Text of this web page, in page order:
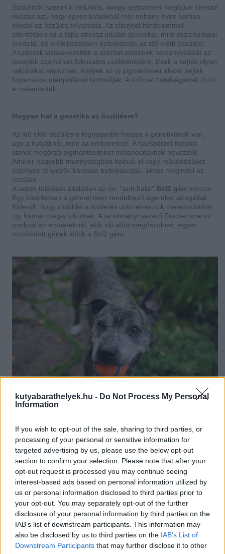
kutyabarathelyek.hu - Do Not Process My Personal
Information
If you wish to opt-out of the sale, sharing to third parties, or
processing of your personal or sensitive information for
targeted advertising by us, please use the below opt-out
section to confirm your selection. Please note that after your
opt-out request is processed you may continue seeing
interest-based ads based on personal information utilized by
us or personal information disclosed to third parties prior to
your opt-out. You may separately opt-out of the further
disclosure of your personal information by third parties on the
IAB’s list of downstream participants. This information may
also be disclosed by us to third parties on the IAB’s List of
Downstream Participants that may further disclose it to other
Szakértők szerint a celluláris, avagy sejtszinten megbúvó stressz
okozza azt, hogy egyes kutyáknál már néhány éves korban
elindul az őszülés folyamata. Az elterjedt hiedelemmel
ellentétben ez a fajta stressz inkább genetikai, mint pszichológiai
eredetű, és erőteljesebben befolyásolja az idő előtti őszülést.
A tudósok visszavezették a szőrzet színének halványodását az
őssejtek számának fokozatos csökkenésére. Ezek a sejtek olyan
raktárakat képeznek, melyek az új pigmenteket alkotó sejtek
folyamatos utánpótlását biztosítják. A szőrzet fiatalságának őrzői
e melanociták.
Hogyan hat a genetika az őszülésre?
Az idő előtt őszülésre legnagyobb hatása a genetikának van,
úgy a kutyáknál, mint az embereknél. A haj/szőrzet fiatalos
színét megőrző pigmentsejteket melanocitáknak nevezzük.
Amikor nagyobb mennyiségben halnak el vagy működésüket
bizonyos tényezők károsan befolyásolják, akkor megindul az
őszülés.
A sejtek túlélését általában az ún. “anti-halál” BcI2 gén okozza.
Egy kísérletben a génnel nem rendelkező egereket vizsgáltak.
Kiderült, hogy röviddel a születés után elveszítik melanocitáikat,
így hamar megszürkülnek. A tanulmányt vezető Fischer szerint
azoknál az embereknél, akik idő előtt megőszülnek, egyes
mutálódott gének kiütik a BcI2 gént.
őszülésének mértéke
Fotó: today.com
Klinikai okok is vezethenek őszüléshez?
Az őszülést elsősorban a genetika okozza, de ha fennáll a
gyanú, hogy a kedvencnek egészségügyi problémája van, akkor
érdemes ellátogatni az állatorvoshoz.
Azalacsony pajzsmirigy működésegyik fő tünete a szőrzet
jellegének fokozatos megváltozása. A kutya testfelületének
bizonyos helyeken a szőr hullani kezd, a szőrnövekedés
lelassul, a szőrzet fénytelen lesz, tapintásra durva érzetet kelt, a
bőrpigmentáció sötétebbé válik és a pofa idő előtt őszülni kezd.